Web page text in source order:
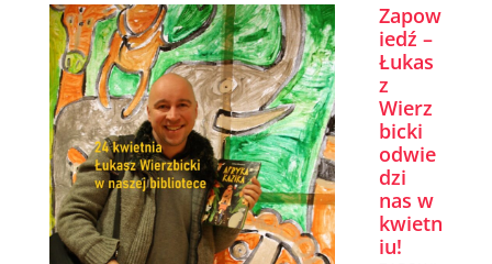
Zapow
iedź –
Łukas
z
Wierz
bicki
odwie
dzi
nas w
kwietn
iu!